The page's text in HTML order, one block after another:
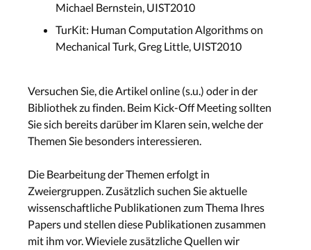
Michael Bernstein, UIST2010
TurKit: Human Computation Algorithms on
Mechanical Turk, Greg Little, UIST2010
Versuchen Sie, die Artikel online (s.u.) oder in der
Bibliothek zu finden. Beim Kick-Off Meeting sollten
Sie sich bereits darüber im Klaren sein, welche der
Themen Sie besonders interessieren.
Die Bearbeitung der Themen erfolgt in
Zweiergruppen. Zusätzlich suchen Sie aktuelle
wissenschaftliche Publikationen zum Thema Ihres
Papers und stellen diese Publikationen zusammen
mit ihm vor. Wieviele zusätzliche Quellen wir